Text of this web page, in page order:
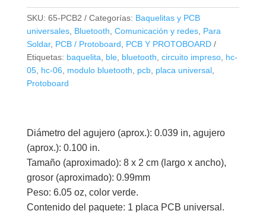
Doble
Cara
cantidad
SKU: 65-PCB2 Categorías: Baquelitas y PCB
universales, Bluetooth Comunicación y redes, Para
Soldar, PCB / Protoboard
PCB Y PROTOBOARD
Etiquetas: baquelita ble, bluetooth circuito impreso, hc-
05, hc-06 modulo bluetooth pcb, placa universal,
Protoboard
Diámetro del agujero (aprox.): 0.039 in, agujero
(aprox.): 0.100 in.
Tamaño (aproximado): 8 x 2 cm (largo x ancho),
grosor (aproximado): 0.99mm
Peso: 6.05 oz, color verde.
Contenido del paquete: 1 placa PCB universal.